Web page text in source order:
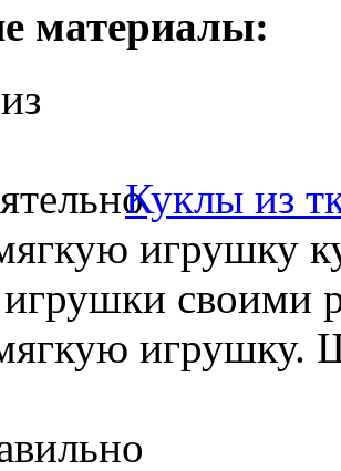
материалы:
Куклы из
игрушку
своими
игрушку.